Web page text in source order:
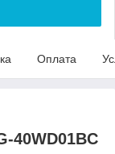
Оплата
40WD01BC